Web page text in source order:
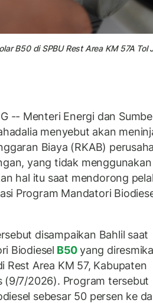
B50 di SPBU Rest Area KM 57A
-- Menteri Energi dan
menyebut akan
Biaya (RKAB)
yang tidak menggunakan
hal itu saat mendorong
Program Mandatori
disampaikan Bahlil saat
Biodiesel B50yang
Rest Area KM 57, Kabupaten
(9/7/2026). Program tersebut
sebesar 50 persen ke